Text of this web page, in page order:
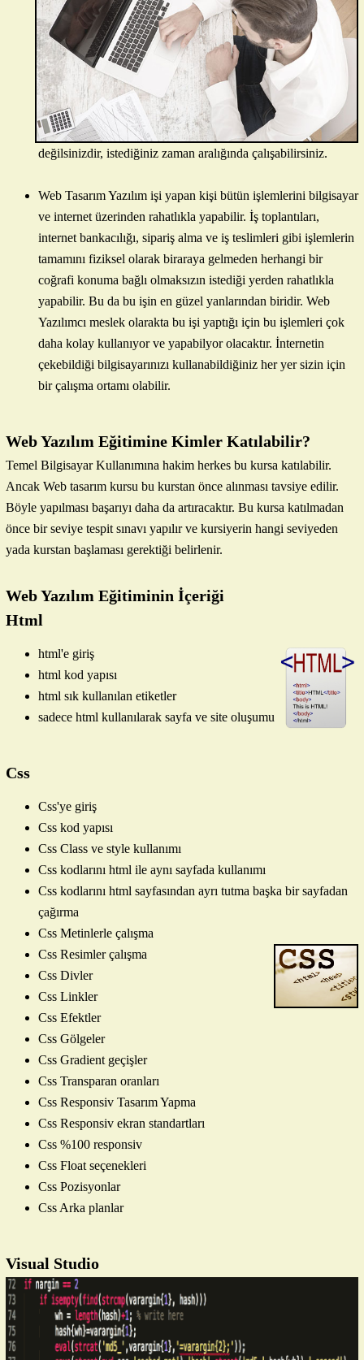
değilsinizdir, istediğiniz zaman aralığında çalışabilirsiniz.
Web Tasarım Yazılım işi yapan kişi bütün işlemlerini bilgisayar
ve internet üzerinden rahatlıkla yapabilir. İş toplantıları,
internet bankacılığı, sipariş alma ve iş teslimleri gibi işlemlerin
tamamını fiziksel olarak biraraya gelmeden herhangi bir
coğrafi konuma bağlı olmaksızın istediği yerden rahatlıkla
yapabilir. Bu da bu işin en güzel yanlarından biridir. Web
Yazılımcı meslek olarakta bu işi yaptığı için bu işlemleri çok
daha kolay kullanıyor ve yapabilyor olacaktır. İnternetin
çekebildiği bilgisayarınızı kullanabildiğiniz her yer sizin için
bir çalışma ortamı olabilir.
Web Yazılım Eğitimine Kimler Katılabilir?
Temel Bilgisayar Kullanımına hakim herkes bu kursa katılabilir.
Ancak Web tasarım kursu bu kurstan önce alınması tavsiye edilir.
Böyle yapılması başarıyı daha da artıracaktır. Bu kursa katılmadan
önce bir seviye tespit sınavı yapılır ve kursiyerin hangi seviyeden
yada kurstan başlaması gerektiği belirlenir.
Web Yazılım Eğitiminin İçeriği
Html
html'e giriş
html kod yapısı
html sık kullanılan etiketler
sadece html kullanılarak sayfa ve site oluşumu
Css
Css'ye giriş
Css kod yapısı
Css Class ve style kullanımı
Css kodlarını html ile aynı sayfada kullanımı
Css kodlarını html sayfasından ayrı tutma başka bir sayfadan
çağırma
Css Metinlerle çalışma
Css Resimler çalışma
Css Divler
Css Linkler
Css Efektler
Css Gölgeler
Css Gradient geçişler
Css Transparan oranları
Css Responsiv Tasarım Yapma
Css Responsiv ekran standartları
Css %100 responsiv
Css Float seçenekleri
Css Pozisyonlar
Css Arka planlar
Visual Studio